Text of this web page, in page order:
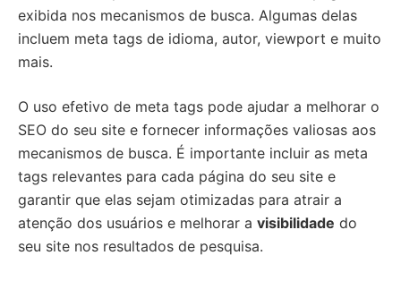
exibida nos mecanismos de busca. Algumas delas
incluem meta tags de idioma, autor, viewport e muito
mais.
O uso efetivo de meta tags pode ajudar a melhorar o
SEO do seu site e fornecer informações valiosas aos
mecanismos de busca. É importante incluir as meta
tags relevantes para cada página do seu site e
garantir que elas sejam otimizadas para atrair a
atenção dos usuários e melhorar a visibilidade do
seu site nos resultados de pesquisa.